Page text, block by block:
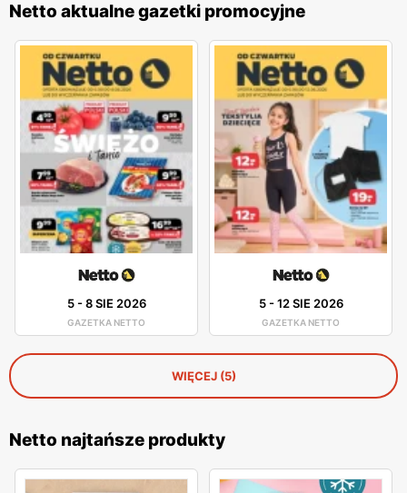
Netto aktualne gazetki promocyjne
5-8 SIE 2026
GAZETKA NETTO
5-12 SIE 2026
GAZETKA NETTO
WIĘCEJ (5)
Netto najtańsze produkty